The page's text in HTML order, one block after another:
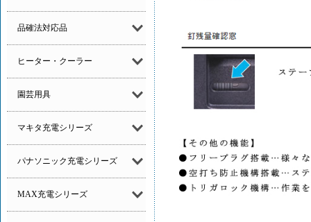
品確法対応品
ヒーター・クーラー
園芸用具
マキタ充電シリーズ
パナソニック充電シリーズ
MAX充電シリーズ